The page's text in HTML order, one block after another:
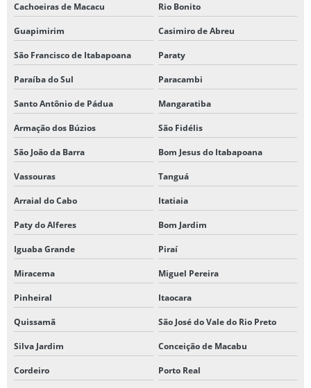
Cachoeiras de Macacu Rio Bonito
Guapimirim Casimiro de Abreu
São Francisco de Itabapoana Paraty
Paraíba do Sul Paracambi
Santo Antônio de Pádua Mangaratiba
Armação dos Búzios São Fidélis
São João da Barra Bom Jesus do Itabapoana
Vassouras Tanguá
Arraial do Cabo Itatiaia
Paty do Alferes Bom Jardim
Iguaba Grande Piraí
Miracema Miguel Pereira
Pinheiral Itaocara
Quissamã São José do Vale do Rio Preto
Silva Jardim Conceição de Macabu
Cordeiro Porto Real